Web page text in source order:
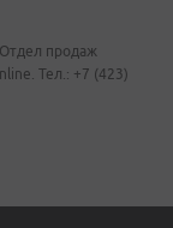
продаж
Тел.: +7 (423)